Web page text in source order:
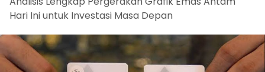
Hari Ini untuk Investasi Masa Depan